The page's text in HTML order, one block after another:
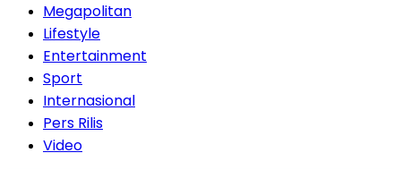
Megapolitan
Lifestyle
Entertainment
Sport
Internasional
Pers Rilis
Video